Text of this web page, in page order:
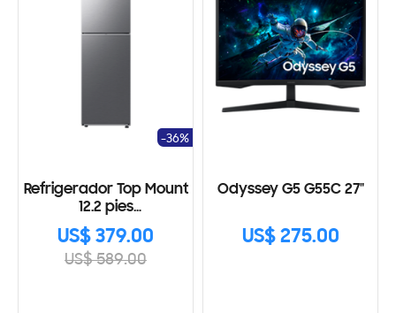
Refrigerador Top Mount
12.2 pies
RT35DG5124S9AP, Wifi
US$ 379.00
US$ 589.00
-36%
Odyssey G5 G55C 27"
US$ 275.00